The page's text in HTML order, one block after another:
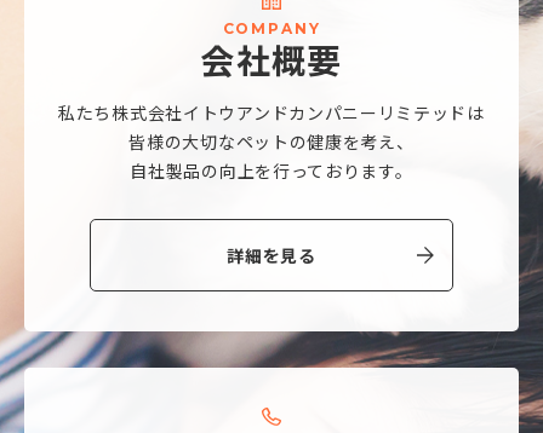
CO M P A N Y
会社概要
私たち株式会社イトウアンドカンパニーリミテッドは
皆様の大切なペットの健康を考え、
自社製品の向上を行っております。
詳細を見る